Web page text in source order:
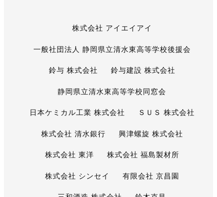
株式会社 アイエイアイ
一般社団法人 静岡県立清水東高等学校後援会
鈴与 株式会社 鈴与建設 株式会社
静岡県立清水東高等学校同窓会
日本ケミカル工業 株式会社 ＳＵＳ 株式会社
株式会社 清水銀行 興津螺旋 株式会社
株式会社 東洋 株式会社 福島製材所
株式会社 シンセイ 有限会社 京昌園